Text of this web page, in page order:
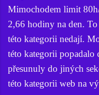
Mimochodem limit
2,66 hodiny na den.
této kategorii nedají.
této kategorii popadalo
přesunuly do jiných
této kategorii web na